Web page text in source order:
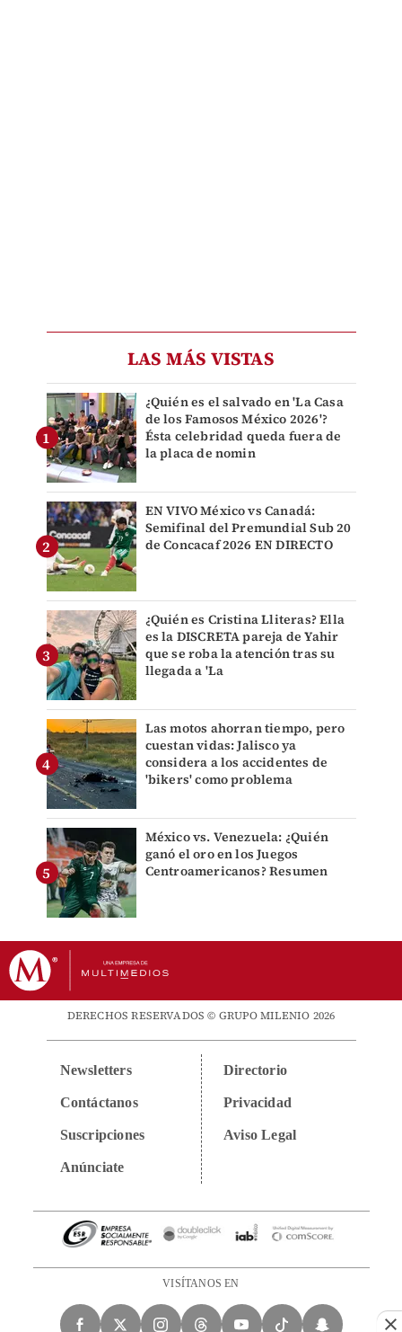
LAS MÁS VISTAS
¿Quién es el salvado en 'La Casa
de los Famosos México 2026'?
Ésta celebridad queda fuera de
la placa de nomin
EN VIVO México vs Canadá:
Semifinal del Premundial Sub 20
de Concacaf 2026 EN DIRECTO
¿Quién es Cristina Lliteras? Ella
es la DISCRETA pareja de Yahir
que se roba la atención tras su
llegada a 'La
Las motos ahorran tiempo, pero
cuestan vidas: Jalisco ya
considera a los accidentes de
'bikers' como problema
México vs. Venezuela: ¿Quién
ganó el oro en los Juegos
Centroamericanos? Resumen
DERECHOS RESERVADOS © GRUPO MILENIO 2026
Newsletters
Contáctanos
Suscripciones
Anúnciate
Directorio
Privacidad
Aviso Legal
VISÍTANOS EN